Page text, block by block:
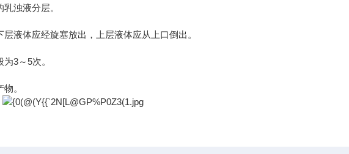
浊液分层。
液体应经旋塞放出，上层液体应从上口倒出。
3～5次。
。